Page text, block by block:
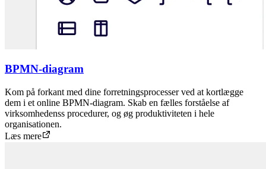
BPMN-diagram
Kom på forkant med dine forretningsprocesser ved at kortlægge
dem i et online BPMN-diagram. Skab en fælles forståelse af
virksomhedenss procedurer, og øg produktiviteten i hele
organisationen.
Læs mere